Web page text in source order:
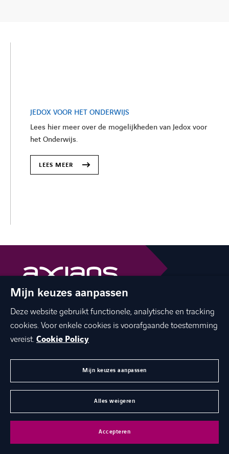
JEDOX VOOR HET ONDERWIJS
Lees hier meer over de mogelijkheden van Jedox voor
het Onderwijs.
LEES MEER
The best of ICT with a human touch
linkedinyoutubefacebook
twitterinstagram
©Axians 2026
Disclaimer
Toegankelijkheid
Axians Global
Mijn keuzes aanpassen
Deze website gebruikt functionele, analytische en tracking
cookies. Voor enkele cookies is voorafgaande toestemming
vereist.Cookie Policy
Mijn keuzes aanpassen
Alles weigeren
Accepteren